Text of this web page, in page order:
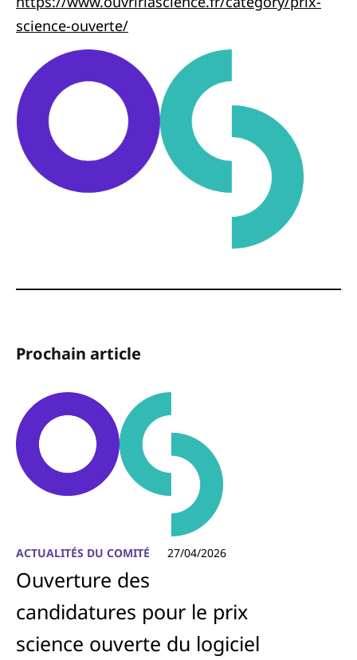
science-ouverte/
Prochain article
ACTUALITÉS DU COMITÉ 27/04/2026
Ouverture des
candidatures pour le prix
science ouverte du logiciel